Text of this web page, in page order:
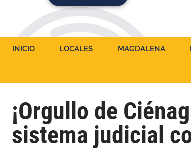
INICIO LOCALES MAGDALENA
¡Orgullo de
sistema judicial